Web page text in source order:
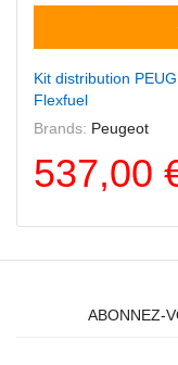
Kit distribution
Flexfuel
Brands: Peugeot
537,00
ABONNEZ-